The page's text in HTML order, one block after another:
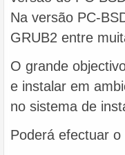
Na versão PC-
GRUB2 entre
O grande
e instalar em
no sistema de
Poderá efectuar o